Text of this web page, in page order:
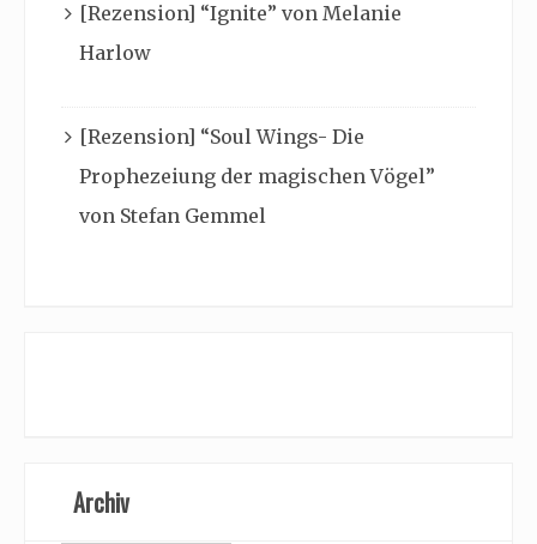
[Rezension] “Ignite” von Melanie
Harlow
[Rezension] “Soul Wings- Die
Prophezeiung der magischen Vögel”
von Stefan Gemmel
Archiv